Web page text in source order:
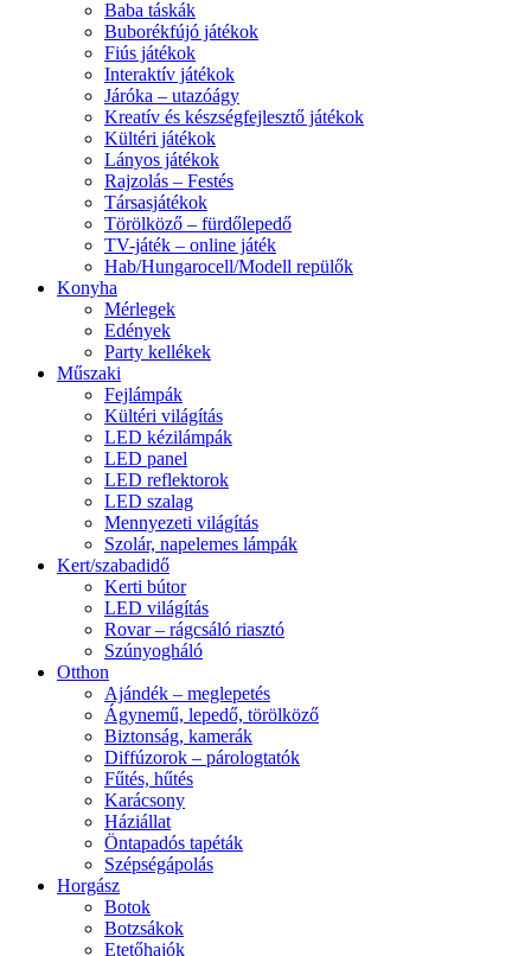
Baba táskák
Buborékfújó játékok
Fiús játékok
Interaktív játékok
Járóka – utazóágy
Kreatív és készségfejlesztő játékok
Kültéri játékok
Lányos játékok
Rajzolás – Festés
Társasjátékok
Törölköző – fürdőlepedő
TV-játék – online játék
Hab/Hungarocell/Modell repülők
Konyha
Mérlegek
Edények
Party kellékek
Műszaki
Fejlámpák
Kültéri világítás
LED kézilámpák
LED panel
LED reflektorok
LED szalag
Mennyezeti világítás
Szolár, napelemes lámpák
Kert/szabadidő
Kerti bútor
LED világítás
Rovar – rágcsáló riasztó
Szúnyogháló
Otthon
Ajándék – meglepetés
Ágynemű, lepedő, törölköző
Biztonság, kamerák
Diffúzorok – párologtatók
Fűtés, hűtés
Karácsony
Háziállat
Öntapadós tapéták
Szépségápolás
Horgász
Botok
Botzsákok
Etetőhajók